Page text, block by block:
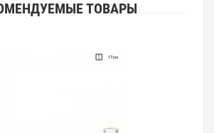
ТОВАРЫ